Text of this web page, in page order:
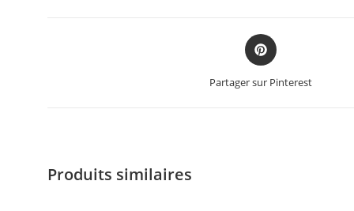
Partager sur Pinterest
Produits similaires